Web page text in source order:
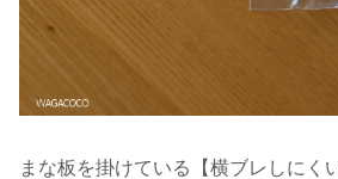
まな板を掛けている【横ブレしにく